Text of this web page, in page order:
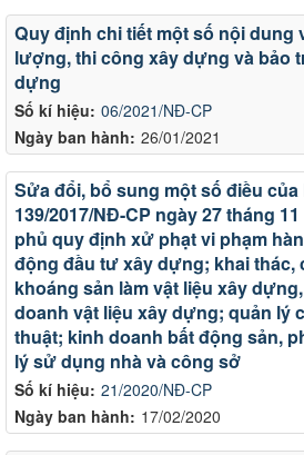
Số kí hiệu: 06/2021/NĐ-CP
Ngày ban hành: 26/01/2021
Quy định chi tiết một số nội dung
lượng, thi công xây dựng và bảo
dựng
Số kí hiệu: 21/2020/NĐ-CP
Ngày ban hành: 17/02/2020
Sửa đổi, bổ sung một số điều
139/2017/NĐ-CP ngày 27 tháng
phủ quy định xử phạt vi phạm
động đầu tư xây dựng; khai thác,
khoáng sản làm vật liệu xây
doanh vật liệu xây dựng; quản lý
thuật; kinh doanh bất động sản,
lý sử dụng nhà và công sở
LỊCH CÔNG TÁC CỦA LÃNH ĐẠO SỞ
03/8 đến ngày 08/8/2026)